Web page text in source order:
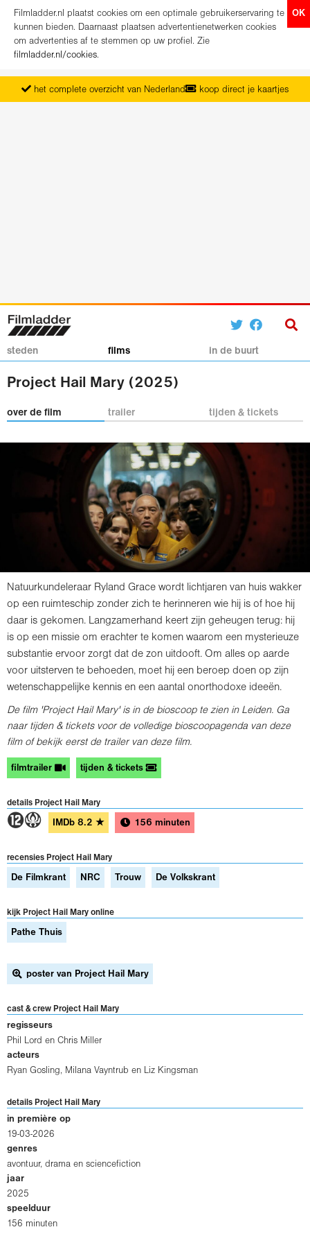
OK
Filmladder.nl plaatst cookies om een optimale gebruikerservaring te
kunnen bieden. Daarnaast plaatsen advertentienetwerken cookies
om advertenties af te stemmen op uw profiel. Zie
filmladder.nl/cookies.
het complete overzicht van Nederland
koop direct je kaartjes
vanaf maandag het nieuwe programma
steden films in de buurt
Project Hail Mary (2025)
over de film trailer tijden & tickets
Natuurkundeleraar Ryland Grace wordt lichtjaren van huis wakker
op een ruimteschip zonder zich te herinneren wie hij is of hoe hij
daar is gekomen. Langzamerhand keert zijn geheugen terug: hij
is op een missie om erachter te komen waarom een mysterieuze
substantie ervoor zorgt dat de zon uitdooft. Om alles op aarde
voor uitsterven te behoeden, moet hij een beroep doen op zijn
wetenschappelijke kennis en een aantal onorthodoxe ideeën.
De film 'Project Hail Mary' is in de bioscoop te zien in Leiden. Ga
naar tijden & tickets voor de volledige bioscoopagenda van deze
film of bekijk eerst de trailer van deze film.
filmtrailer tijden & tickets
details Project Hail Mary
4A IMDb 8.2 ★ 156 minuten
recensies Project Hail Mary
De Filmkrant NRC Trouw De Volkskrant
kijk Project Hail Mary online
Pathe Thuis
poster van Project Hail Mary
cast & crew Project Hail Mary
regisseurs
Phil Lord en Chris Miller
acteurs
Ryan Gosling, Milana Vayntrub en Liz Kingsman
details Project Hail Mary
in première op
19-03-2026
genres
avontuur, drama en sciencefiction
jaar
2025
speelduur
156 minuten